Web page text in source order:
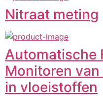
Nitraat meting
Automatische
Monitoren
in vloeistoffen